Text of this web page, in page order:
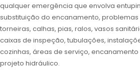
qualquer emergência que envolva
substituição do encanamento, problemas
torneiras, calhas, pias, ralos, vasos
caixas de inspeção, tubulações,
cozinhas, áreas de serviço,
projeto hidráulico.